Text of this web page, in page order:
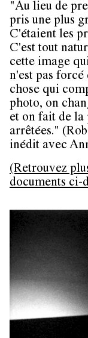
"Au lieu de
pris une plus
C'étaient les
C'est tout
cette image
n'est pas forcé
chose qui
photo, on
et on fait de la
arrêtées."
inédit avec
(Retrouvez
documents ci-